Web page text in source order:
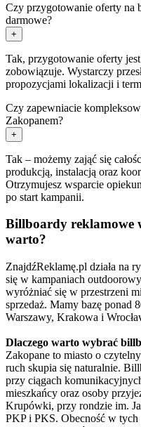
Czy przygotowanie oferty na
darmowe?
+
Tak, przygotowanie oferty
zobowiązuje. Wystarczy
propozycjami lokalizacji i
Czy zapewniacie
Zakopanem?
+
Tak – możemy zająć się
produkcją, instalacją oraz
Otrzymujesz wsparcie
po start kampanii.
Billboardy reklamowe
warto?
ZnajdźReklamę.pl działa na
się w kampaniach
wyróżniać się w przestrzeni
sprzedaż. Mamy bazę ponad
Warszawy, Krakowa i
Dlaczego warto wybrać
Zakopane to miasto o
ruch skupia się naturalnie.
przy ciągach
mieszkańcy oraz osoby
Krupówki, przy rondzie im.
PKP i PKS. Obecność w tych